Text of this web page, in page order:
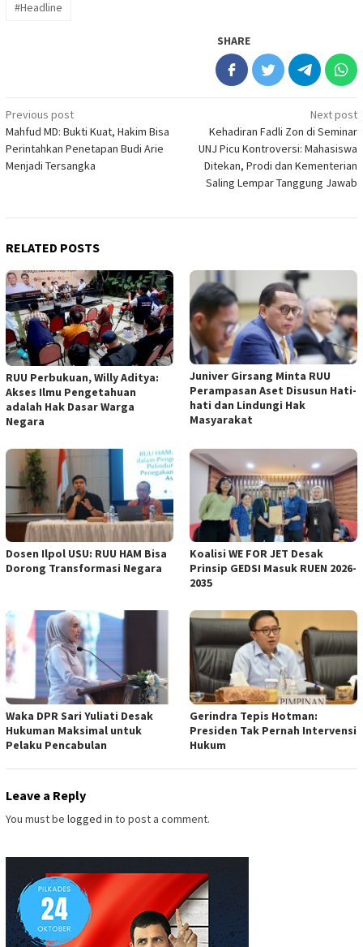
#Headline
SHARE
Post
navigation
Previous post
Mahfud MD: Bukti Kuat, Hakim Bisa
Perintahkan Penetapan Budi Arie
Menjadi Tersangka
Next post
Kehadiran Fadli Zon di Seminar
UNJ Picu Kontroversi: Mahasiswa
Ditekan, Prodi dan Kementerian
Saling Lempar Tanggung Jawab
RELATED POSTS
RUU Perbukuan, Willy Aditya:
Akses Ilmu Pengetahuan
adalah Hak Dasar Warga
Negara
Juniver Girsang Minta RUU
Perampasan Aset Disusun Hati-
hati dan Lindungi Hak
Masyarakat
Dosen Ilpol USU: RUU HAM Bisa
Dorong Transformasi Negara
Koalisi WE FOR JET Desak
Prinsip GEDSI Masuk RUEN 2026-
2035
Waka DPR Sari Yuliati Desak
Hukuman Maksimal untuk
Pelaku Pencabulan
Gerindra Tepis Hotman:
Presiden Tak Pernah Intervensi
Hukum
Leave a Reply
You must be logged in to post a comment.